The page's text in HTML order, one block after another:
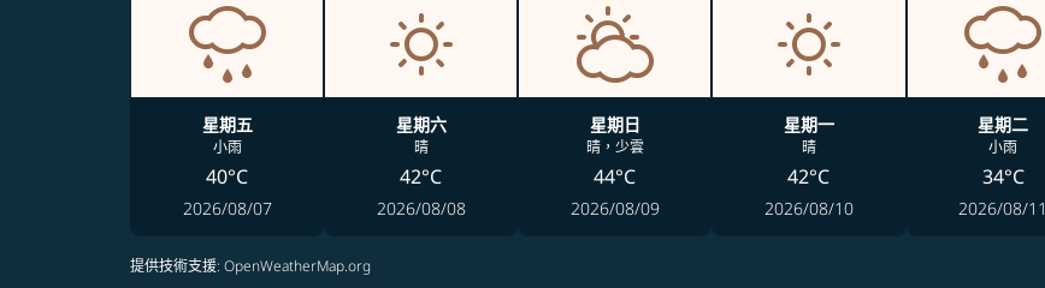
星期五
小雨
40°C
2026/08/07
星期六
晴
42°C
2026/08/08
星期日
晴，少雲
44°C
2026/08/09
星期一
晴
42°C
2026/08/10
星期二
小雨
34°C
2026/08/11
提供技術支援: OpenWeatherMap.org